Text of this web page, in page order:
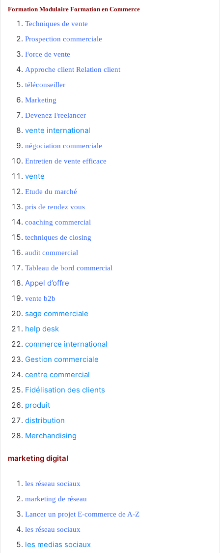
Formation Modulaire Formation en Commerce
Techniques de vente
Prospection commerciale
Force de vente
Approche client Relation client
téléconseiller
Marketing
Devenez Freelancer
vente international
négociation commerciale
Entretien de vente efficace
vente
Etude du marché
pris de rendez vous
coaching commercial
techniques de closing
audit commercial
Tableau de bord commercial
Appel d’offre
vente b2b
sage commerciale
help desk
commerce international
Gestion commerciale
centre commercial
Fidélisation des clients
produit
distribution
Merchandising
marketing digital
les réseau sociaux
marketing de réseau
Lancer un projet E-commerce de A-Z
les réseau sociaux
les medias sociaux